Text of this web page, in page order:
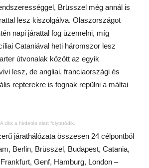
Brüsszel még annál is
lesz kiszolgálva. Olaszországot
napi járattal fog üzemelni, míg
Cataniával heti háromszor lesz
útvonalak között az egyik
lesz, de angliai, franciaországi és
repterekre is fognak repülni a máltai
A cikk a hirdetés alatt folytatódik.
járathálózata összesen 24 célpontból
Berlin, Brüsszel, Budapest, Catania,
Genf, Hamburg, London –